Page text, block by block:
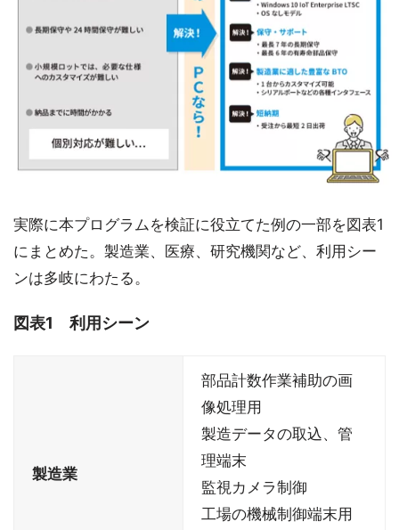
実際に本プログラムを検証に役立てた例の一部を図表1
にまとめた。製造業、医療、研究機関など、利用シー
ンは多岐にわたる。
図表1 利用シーン
製造業
部品計数作業補助の画
像処理用
製造データの取込、管
理端末
監視カメラ制御
工場の機械制御端末用